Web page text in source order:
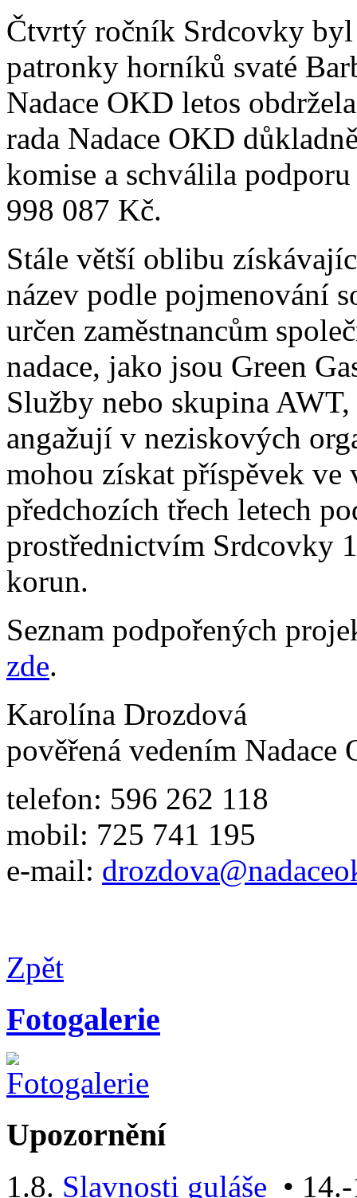
Čtvrtý ročník Srdcovky byl
patronky horníků svaté
Nadace OKD letos
rada Nadace OKD
komise a schválila
998 087 Kč.
Stále větší oblibu
název podle pojmenování
určen zaměstnancům
nadace, jako jsou Green
Služby nebo skupina
angažují v neziskových
mohou získat příspěvek
předchozích třech letech
prostřednictvím Srdcovky
korun.
Seznam podpořených
zde.
Karolína Drozdová
pověřená vedením Nadace
telefon: 596 262 118
mobil: 725 741 195
e-mail:
Zpět
Fotogalerie
Upozornění
1.8. Slavnosti guláše •